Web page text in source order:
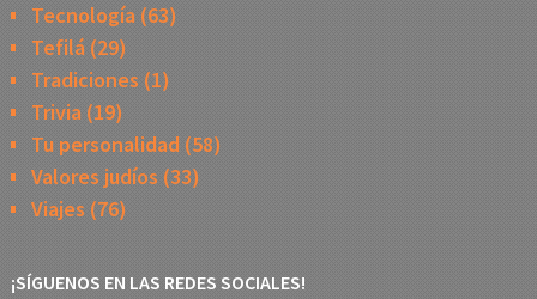
Tecnología(63)
Tefilá(29)
Tradiciones (1)
Trivia(19)
Tu personalidad(58)
Valores judíos (33)
Viajes (76)
¡SÍGUENOS EN LAS REDES SOCIALES!